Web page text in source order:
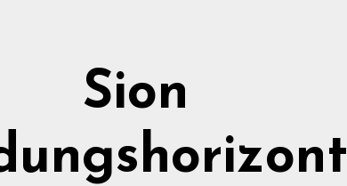
Sion